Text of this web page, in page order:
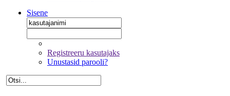
Sisene
Registreeru kasutajaks
Unustasid parooli?